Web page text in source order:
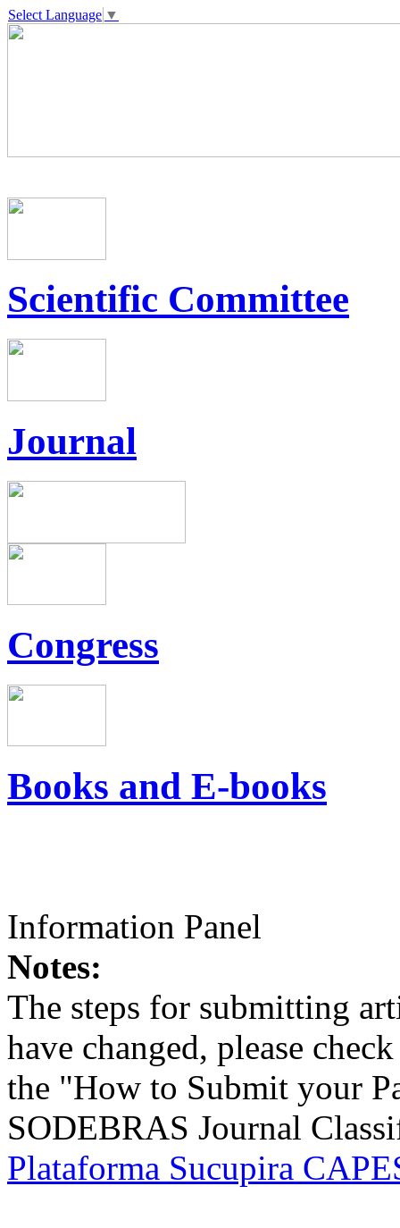
Select Language ▼
Scientific Committee
Journal
Congress
Books and E-books
Information Panel
Notes:
The steps for submitting
have changed, please
the "How to Submit your
SODEBRAS Journal
Plataforma Sucupira